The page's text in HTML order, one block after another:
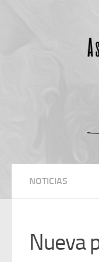
NOTICIAS
Nueva